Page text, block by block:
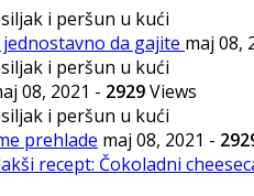
da gajite maj 08,
08, 2021 - 2929Views
prehlade maj 08, 2021 -
recept: Čokoladni